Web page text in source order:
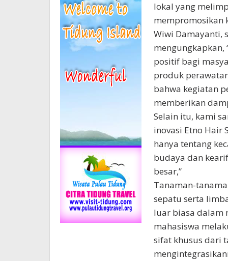
lokal yang
mempromosikan
Wiwi Damayanti,
positif bagi
produk
bahwa kegiatan
memberikan
Selain itu, kami
inovasi Etno Hair
hanya tentang
budaya dan
besar,”
Tanaman-
sepatu serta
luar biasa dalam
mahasiswa
sifat khusus dari